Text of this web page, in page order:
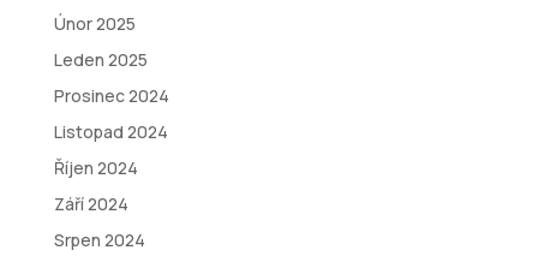
Únor 2025
Leden 2025
Prosinec 2024
Listopad 2024
Říjen 2024
Září 2024
Srpen 2024